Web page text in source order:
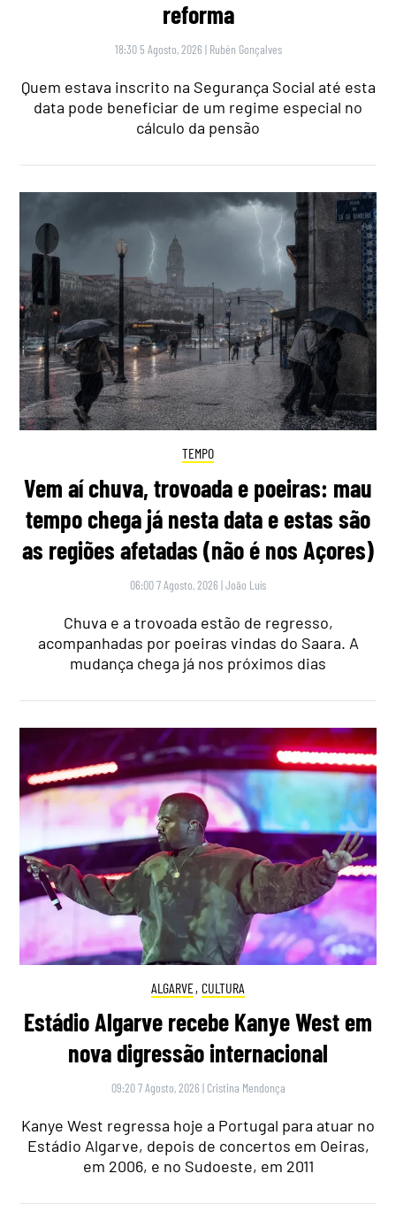
reforma
18:30 5 Agosto, 2026 | Rubén Gonçalves
Quem estava inscrito na Segurança Social até esta
data pode beneficiar de um regime especial no
cálculo da pensão
TEMPO
Vem aí chuva, trovoada e poeiras: mau
tempo chega já nesta data e estas são
as regiões afetadas (não é nos Açores)
06:00 7 Agosto, 2026 |João Luís
Chuva e a trovoada estão de regresso,
acompanhadas por poeiras vindas do Saara. A
mudança chega já nos próximos dias
ALGARVE, CULTURA
Estádio Algarve recebe Kanye West em
nova digressão internacional
09:20 7 Agosto, 2026 | Cristina Mendonça
Kanye West regressa hoje a Portugal para atuar no
Estádio Algarve, depois de concertos em Oeiras,
em 2006, e no Sudoeste, em 2011